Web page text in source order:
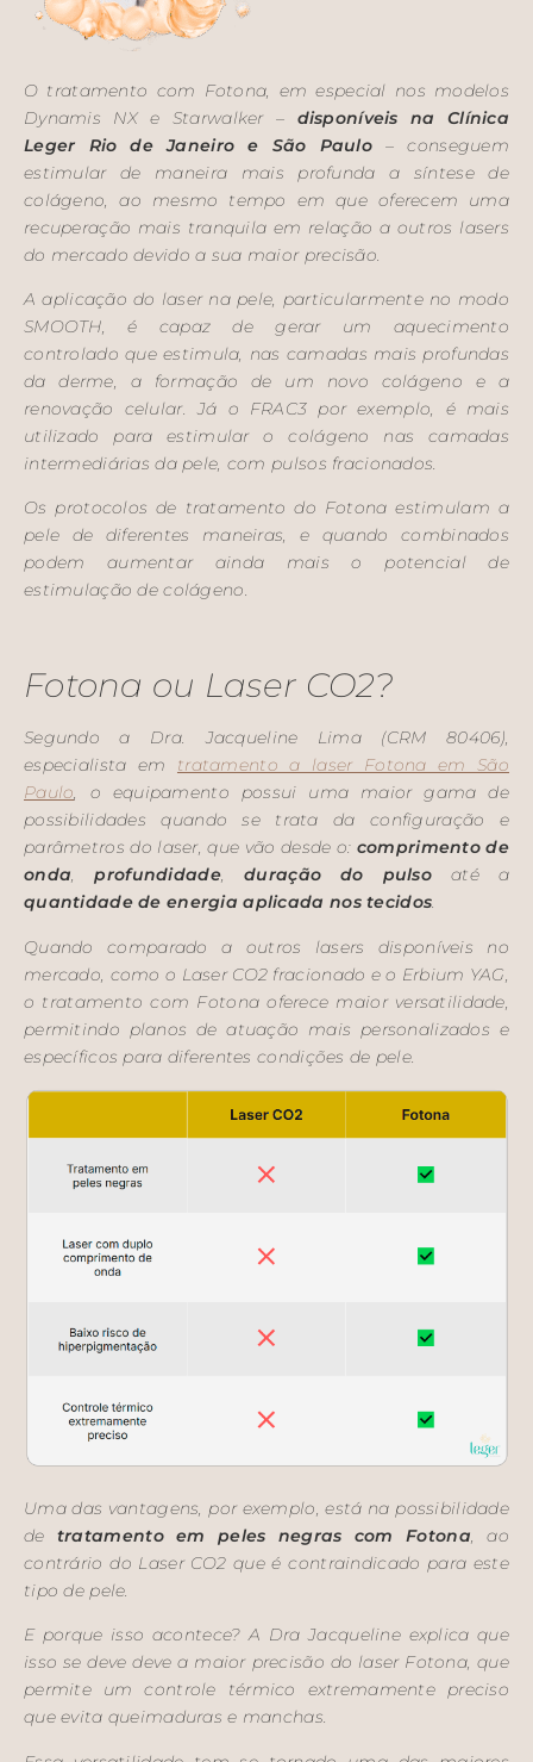
O tratamento com Fotona, em especial nos modelos
Dynamis NX e Starwalker – disponíveis na Clínica
Leger Rio de Janeiro e São Paulo– conseguem
estimular de maneira mais profunda a síntese de
colágeno, ao mesmo tempo em que oferecem uma
recuperação mais tranquila em relação a outros lasers
do mercado devido a sua maior precisão.
A aplicação do laser na pele, particularmente no modo
SMOOTH, é capaz de gerar um aquecimento
controlado que estimula, nas camadas mais profundas
da derme, a formação de um novo colágeno e a
renovação celular. Já o FRAC3 por exemplo, é mais
utilizado para estimular o colágeno nas camadas
intermediárias da pele, com pulsos fracionados.
Os protocolos de tratamento do Fotona estimulam a
pele de diferentes maneiras, e quando combinados
podem aumentar ainda mais o potencial de
estimulação de colágeno.
Fotona ou Laser CO2?
Segundo a Dra. Jacqueline Lima (CRM 80406),
especialista em tratamento a laser Fotona em São
Paulo, o equipamento possui uma maior gama de
possibilidades quando se trata da configuração e
parâmetros do laser, que vão desde o: comprimento de
onda,profundidade,duração do pulso até a
quantidade de energia aplicada nos tecidos.
Quando comparado a outros lasers disponíveis no
mercado, como o Laser CO2 fracionado e o Erbium YAG,
o tratamento com Fotona oferece maior versatilidade,
permitindo planos de atuação mais personalizados e
específicos para diferentes condições de pele.
Uma das vantagens, por exemplo, está na possibilidade
de tratamento em peles negras com Fotona, ao
contrário do Laser CO2 que é contraindicado para este
tipo de pele.
E porque isso acontece? A Dra Jacqueline explica que
isso se deve deve a maior precisão do laser Fotona, que
permite um controle térmico extremamente preciso
que evita queimaduras e manchas.